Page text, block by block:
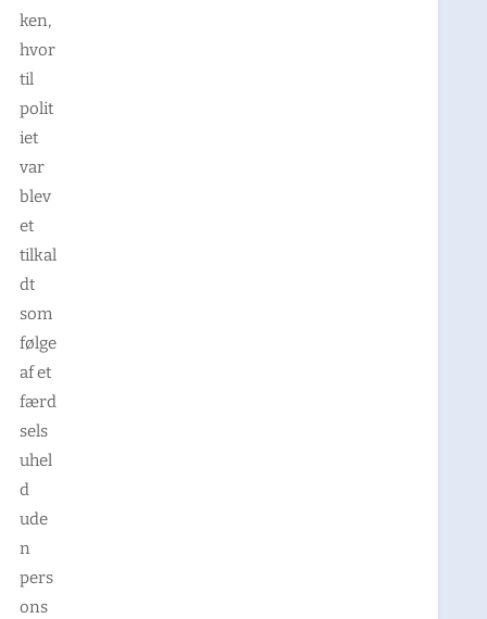
ken,
hvor
til
polit
iet
var
blev
et
tilkal
dt
som
følge
af et
færd
sels
uhel
d
ude
n
pers
ons